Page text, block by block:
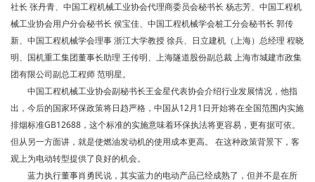
社长 张丹青、中国工程机械工业协会代理商委员会秘书长 杨志芳、中国工程机
械工业协会用户分会秘书长 侯宝佳、中国工程机械学会桩工分会秘书长 郭传
新、中国工程机械学会理事 浙江大学教授 徐兵、日立建机（上海）总经理 程晓
明、国机重工集团董事长助理 王传明、上海隧道股份副总裁 上海市城建市政集
团有限公司副总工程师 范明星。
中国工程机械工业协会副秘书长王金星代表协会介绍行业发展情况，他指
出，今后的国家环保政策将日趋严格，中国从12月1日开始将在全国范围内实施
排烟标准GB12688，这个标准的实施意味着环保执法将更容易，更有据可依。
但从另一方面讲，就是使燃油发动机的使用成本更高。 在这种政策背景下，客
观上为电动转型提供了良好的机会。
蓝力执行董事肖勇民说，其实蓝力的电动产品已经成熟了，但并不是在所